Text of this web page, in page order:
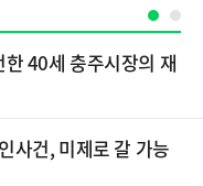
40세 충주시장의 재
사건, 미제로 갈 가능